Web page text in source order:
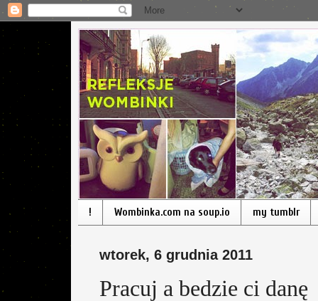
! Wombinka.com na soup.io my tumblr
wtorek, 6 grudnia 2011
Pracuj a bedzie ci danę